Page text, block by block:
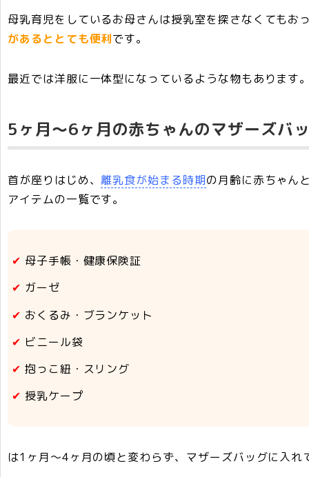
母乳育児をしているお母さんは授乳室を探さなくてもお
があるととても便利です。
最近では洋服に一体型になっているような物もあります
5ヶ月～6ヶ月の赤ちゃんのマザーズバ
首が座りはじめ、 離乳食が始まる時期の月齢に赤ちゃん
アイテムの一覧です。
母子手帳・健康保険証
ガーゼ
おくるみ・ブランケット
ビニール袋
抱っこ紐・スリング
授乳ケープ
は1ヶ月～4ヶ月の頃と変わらず、マザーズバッグに入れ